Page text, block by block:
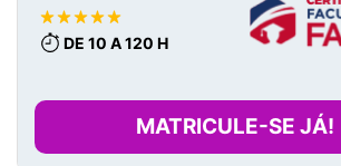
DE 10 A 120 H
MATRICULE-SE JÁ!